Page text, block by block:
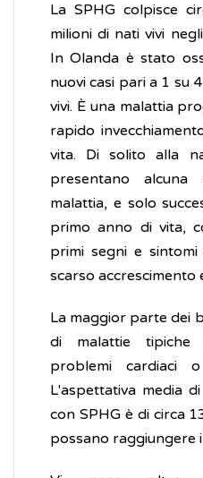
La SPHG colpisce
milioni di nati vivi
In Olanda è stato
nuovi casi pari a 1 su
vivi. È una malattia
rapido
vita. Di solito alla
presentano alcuna
malattia, e solo
primo anno di vita,
primi segni e
scarso accrescimento
La maggior parte dei
di malattie tipiche
problemi cardiaci
L'aspettativa media
con SPHG è di circa
possano raggiungere